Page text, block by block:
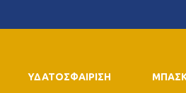
ΥΔΑΤΟΣΦΑΙΡΙΣΗ